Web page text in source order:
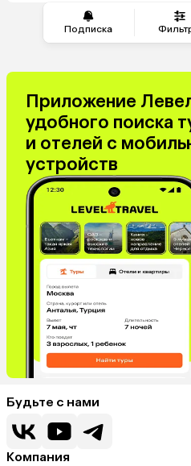
Подписка
Приложение
удобного поиска
и отелей с
устройств
Будьте с нами
Компания